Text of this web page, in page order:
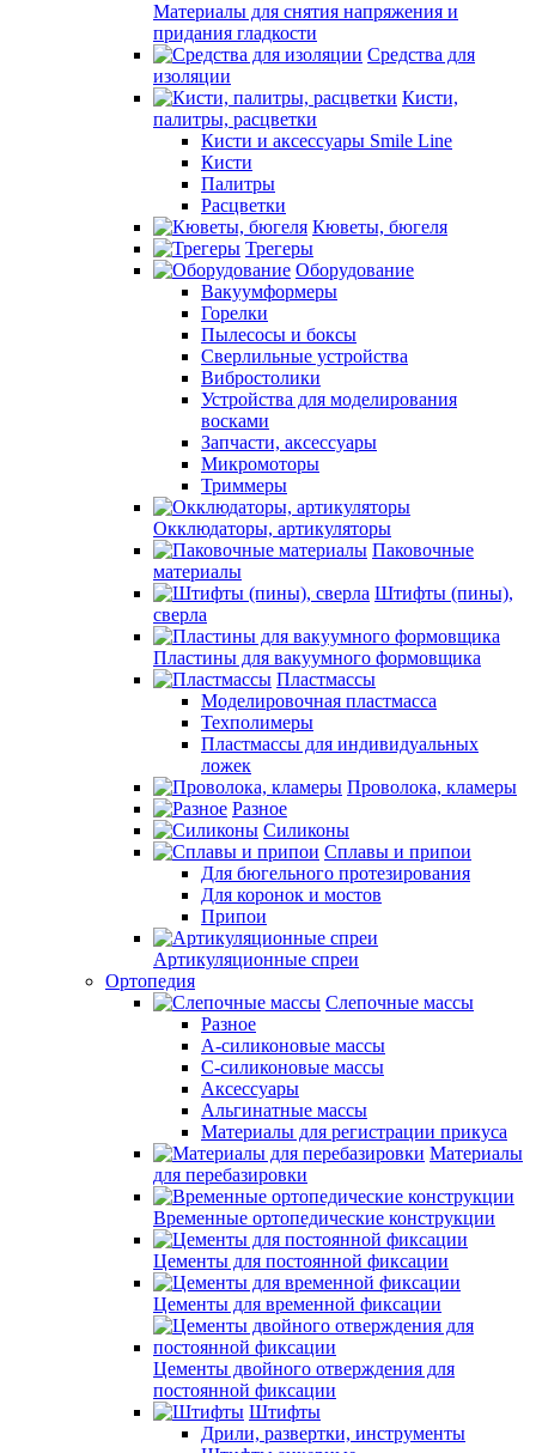
Материалы для снятия напряжения и
придания гладкости
Средства для
изоляции
Кисти,
палитры, расцветки
Кисти и аксессуары Smile Line
Кисти
Палитры
Расцветки
Кюветы, бюгеля
Трегеры
Оборудование
Вакуумформеры
Горелки
Пылесосы и боксы
Сверлильные устройства
Вибростолики
Устройства для моделирования
восками
Запчасти, аксессуары
Микромоторы
Триммеры
Окклюдаторы, артикуляторы
Паковочные
материалы
Штифты (пины),
сверла
Пластины для вакуумного формовщика
Пластмассы
Моделировочная пластмасса
Техполимеры
Пластмассы для индивидуальных
ложек
Проволока, кламеры
Разное
Силиконы
Сплавы и припои
Для бюгельного протезирования
Для коронок и мостов
Припои
Артикуляционные спреи
Ортопедия
Слепочные массы
Разное
А-силиконовые массы
С-силиконовые массы
Аксессуары
Альгинатные массы
Материалы для регистрации прикуса
Материалы
для перебазировки
Временные ортопедические конструкции
Цементы для постоянной фиксации
Цементы для временной фиксации
Цементы двойного отверждения для
постоянной фиксации
Штифты
Дрили, развертки, инструменты